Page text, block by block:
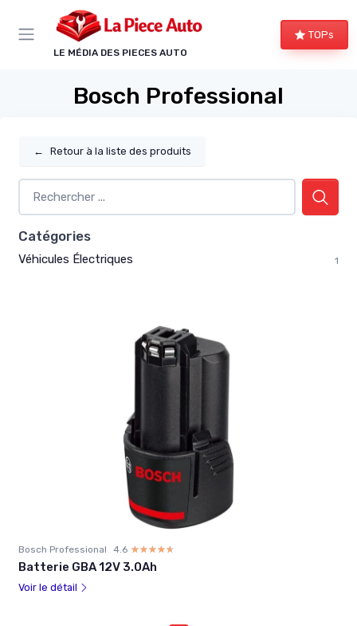
LE MÉDIA DES PIECES AUTO
TOPs
Bosch Professional
← Retour à la liste des produits
Catégories
Véhicules Électriques 1
Bosch Professional 4.6 ☆☆☆☆☆
★★★★★
Batterie GBA 12V 3.0Ah
Voir le détail
Panneau de gestion des cookies